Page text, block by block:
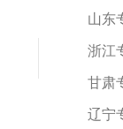
山东
浙江
甘肃
辽宁